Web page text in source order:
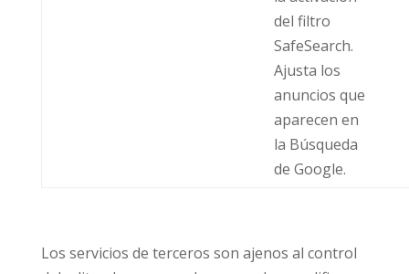
del filtro
SafeSearch.
Ajusta los
anuncios que
aparecen en
la Búsqueda
de Google.
Los servicios de terceros son ajenos al control